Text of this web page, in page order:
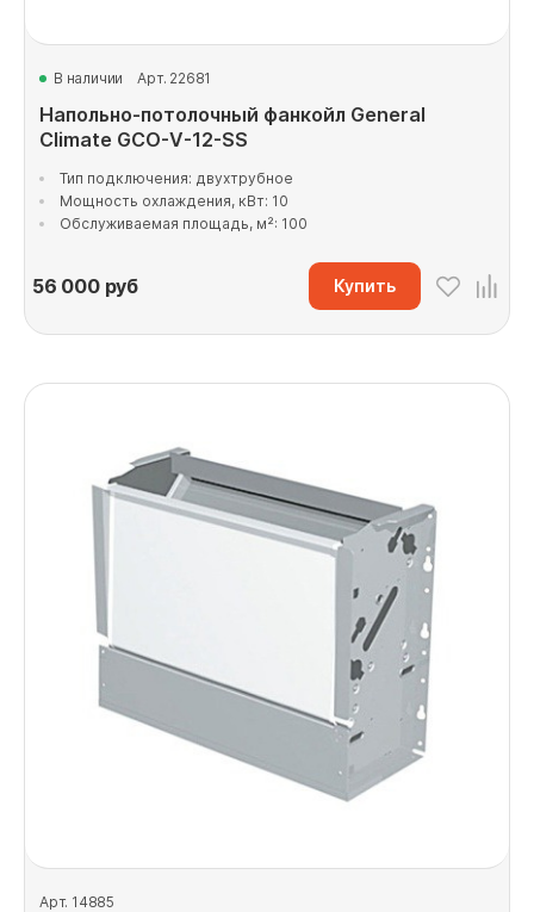
В наличии Арт. 22681
Напольно-потолочный фанкойл General
Climate GCO-V-12-SS
Тип подключения: двухтрубное
Мощность охлаждения, кВт: 10
Обслуживаемая площадь, м²: 100
56 000руб Купить
Арт. 14885